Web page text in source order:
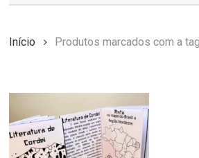
Início Produtos marcados com a